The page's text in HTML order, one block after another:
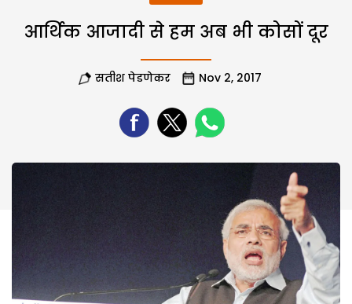
आर्थिक आजादी से हम अब भी कोसों दूर
सतीश पेडणेकर Nov 2, 2017